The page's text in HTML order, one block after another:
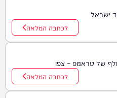
ישראל
לכתבה המלאה
של טראמפ – צפו
לכתבה המלאה